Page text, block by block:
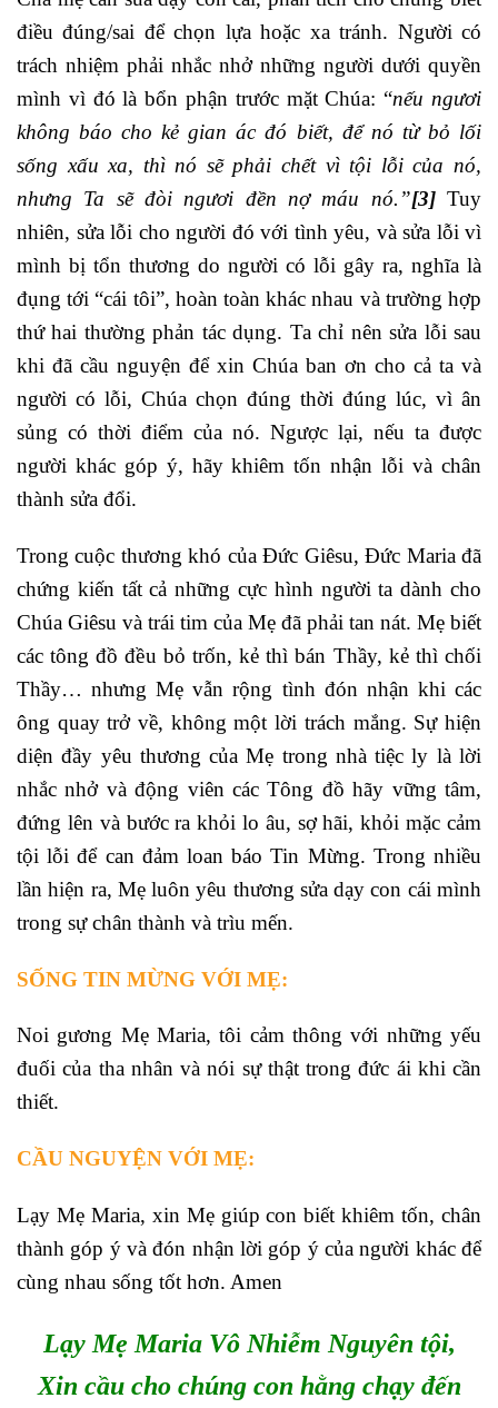
điều đúng/sai để chọn lựa hoặc xa tránh. Người có
trách nhiệm phải nhắc nhở những người dưới quyền
mình vì đó là bổn phận trước mặt Chúa: “nếu ngươi
không báo cho kẻ gian ác đó biết, để nó từ bỏ lối
sống xấu xa, thì nó sẽ phải chết vì tội lỗi của nó,
nhưng Ta sẽ đòi ngươi đền nợ máu nó.”[3] Tuy
nhiên, sửa lỗi cho người đó với tình yêu, và sửa lỗi vì
mình bị tổn thương do người có lỗi gây ra, nghĩa là
đụng tới “cái tôi”, hoàn toàn khác nhau và trường hợp
thứ hai thường phản tác dụng. Ta chỉ nên sửa lỗi sau
khi đã cầu nguyện để xin Chúa ban ơn cho cả ta và
người có lỗi, Chúa chọn đúng thời đúng lúc, vì ân
sủng có thời điểm của nó. Ngược lại, nếu ta được
người khác góp ý, hãy khiêm tốn nhận lỗi và chân
thành sửa đổi.
Trong cuộc thương khó của Đức Giêsu, Đức Maria đã
chứng kiến tất cả những cực hình người ta dành cho
Chúa Giêsu và trái tim của Mẹ đã phải tan nát. Mẹ biết
các tông đồ đều bỏ trốn, kẻ thì bán Thầy, kẻ thì chối
Thầy… nhưng Mẹ vẫn rộng tình đón nhận khi các
ông quay trở về, không một lời trách mắng. Sự hiện
diện đầy yêu thương của Mẹ trong nhà tiệc ly là lời
nhắc nhở và động viên các Tông đồ hãy vững tâm,
đứng lên và bước ra khỏi lo âu, sợ hãi, khỏi mặc cảm
tội lỗi để can đảm loan báo Tin Mừng. Trong nhiều
lần hiện ra, Mẹ luôn yêu thương sửa dạy con cái mình
trong sự chân thành và trìu mến.
SỐNG TIN MỪNG VỚI MẸ:
Noi gương Mẹ Maria, tôi cảm thông với những yếu
đuối của tha nhân và nói sự thật trong đức ái khi cần
thiết.
CẦU NGUYỆN VỚI MẸ:
Lạy Mẹ Maria, xin Mẹ giúp con biết khiêm tốn, chân
thành góp ý và đón nhận lời góp ý của người khác để
cùng nhau sống tốt hơn. Amen
Lạy Mẹ Maria Vô Nhiễm Nguyên tội,
Xin cầu cho chúng con hằng chạy đến